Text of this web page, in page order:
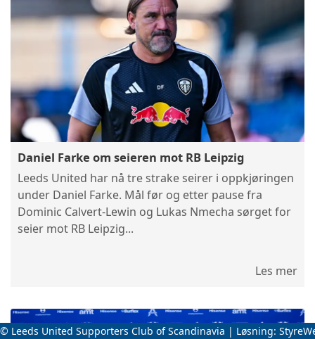
Daniel Farke om seieren mot RB Leipzig
Leeds United har nå tre strake seirer i oppkjøringen
under Daniel Farke. Mål før og etter pause fra
Dominic Calvert-Lewin og Lukas Nmecha sørget for
seier mot RB Leipzig...
Les mer
© Leeds United Supporters Club of Scandinavia | Løsning: